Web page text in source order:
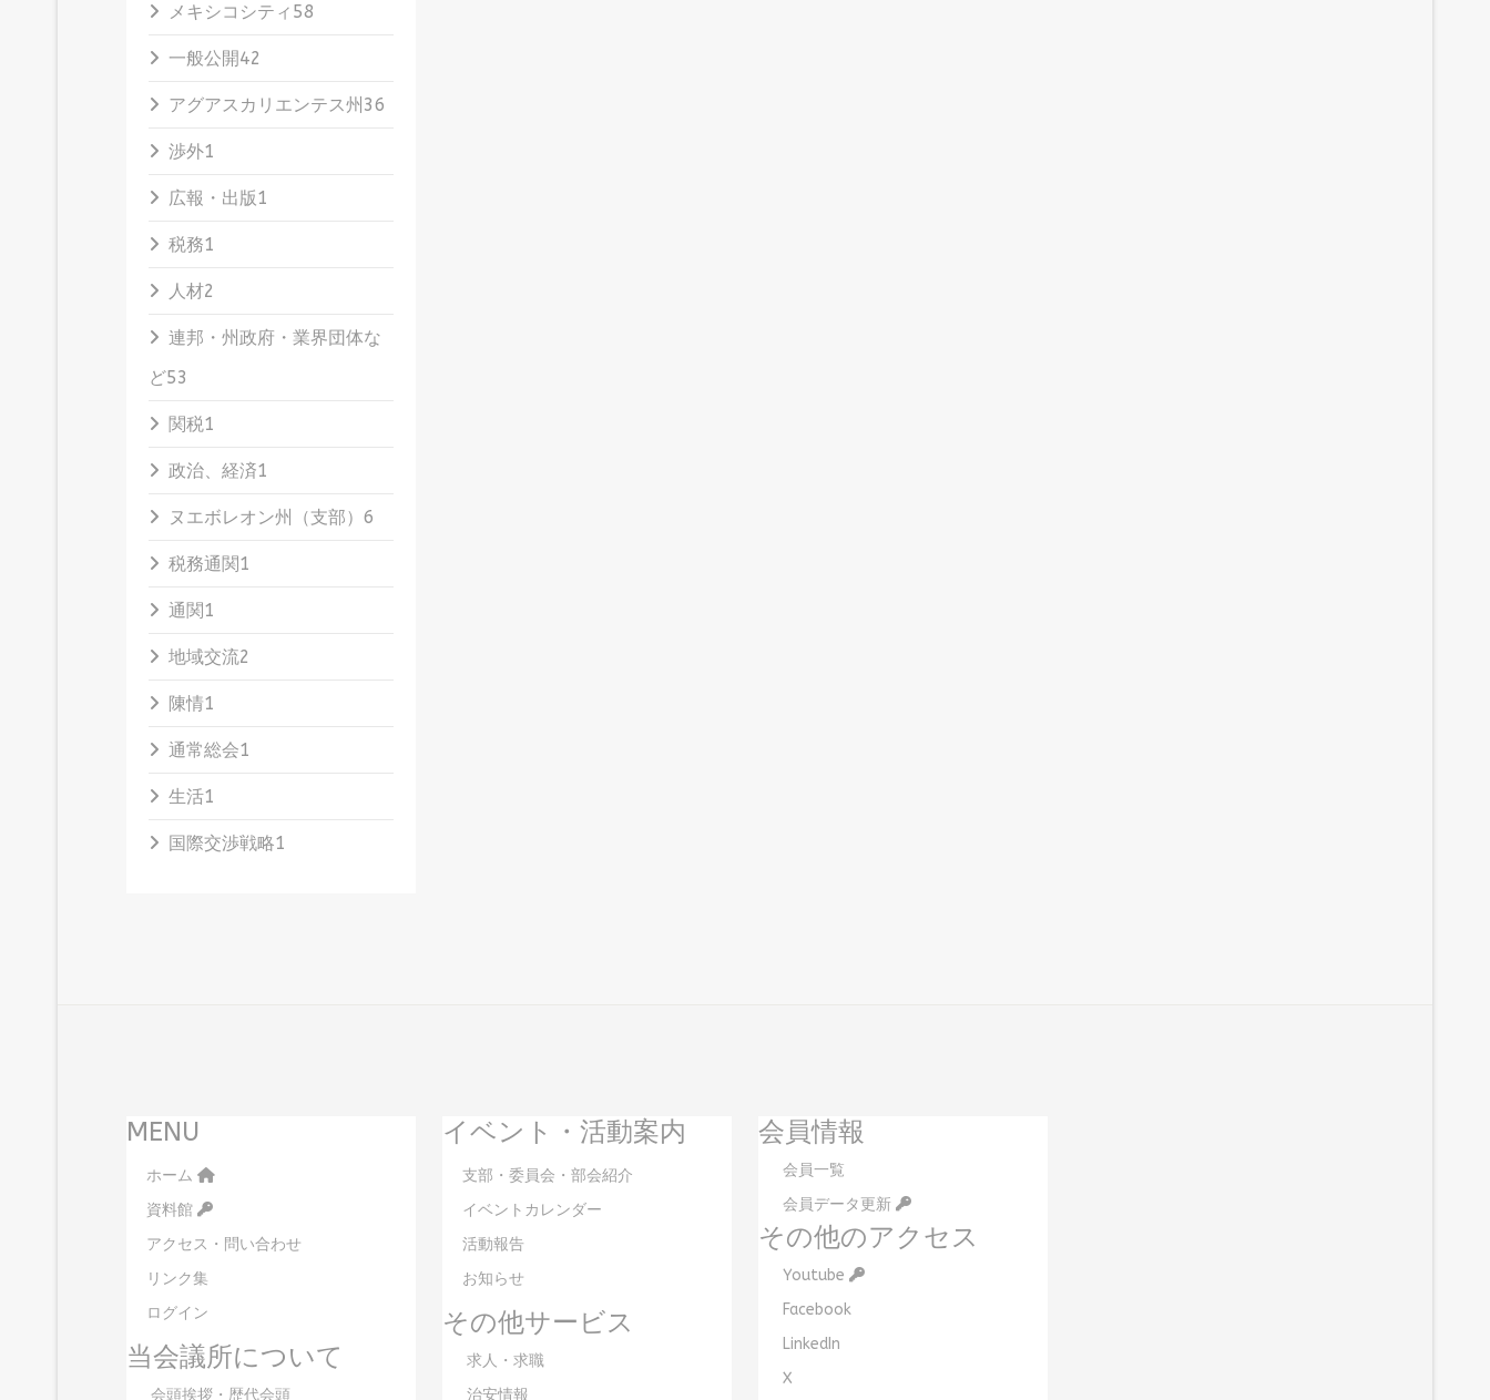
メキシコシティ 58
一般公開42
アグアスカリエンテス州 36
渉外1
広報・出版1
税務1
人材2
連邦・州政府・業界団体な
ど53
関税1
政治、経済1
ヌエボレオン州（支部） 6
税務通関1
通関1
地域交流2
陳情1
通常総会1
生活1
国際交渉戦略1
MENU
ホーム
資料館
アクセス・問い合わせ
リンク集
ログイン
当会議所について
会頭挨拶・歴代会頭
イベント・活動案内
支部・委員会・部会紹介
イベントカレンダー
活動報告
お知らせ
その他サービス
求人・求職
治安情報
会員情報
会員一覧
会員データ更新
その他のアクセス
Youtube
Facebook
LinkedIn
X